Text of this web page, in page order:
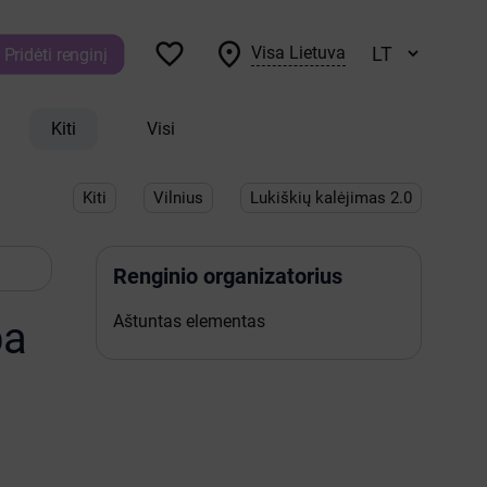
Pridėti renginį   Visa Lietuva
Kiti Visi
Kiti Vilnius Lukiškių kalėjimas 2.0
Renginio organizatorius
Aštuntas elementas